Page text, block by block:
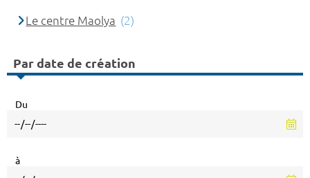
Le centre Maolya (2)
Par date de création
Du
à